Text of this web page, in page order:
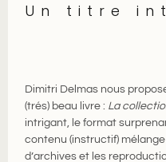
Un titre
Dimitri Delmas nous
(trés) beau livre : La
intrigant, le format
contenu (instructif)
d’archives et les